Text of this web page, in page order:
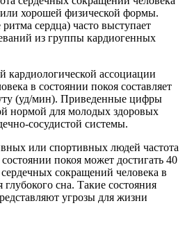
или хорошей физической формы.
сердца) часто выступает
из группы кардиогенных
ассоциации
в состоянии покоя составляет
(уд/мин). Приведенные цифры
нормой для молодых здоровых
сосудистой системы.
или спортивных людей частота
покоя может достигать 40
сокращений человека в
сна. Такие состояния
угрозы для жизни